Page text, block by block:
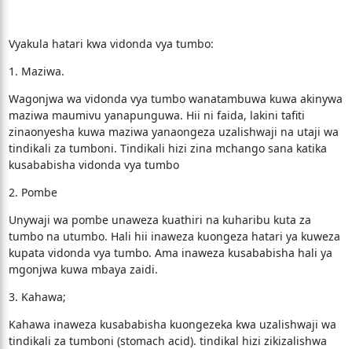
Vyakula hatari kwa vidonda vya tumbo:
1. Maziwa.
Wagonjwa wa vidonda vya tumbo wanatambuwa kuwa akinywa
maziwa maumivu yanapunguwa. Hii ni faida, lakini tafiti
zinaonyesha kuwa maziwa yanaongeza uzalishwaji na utaji wa
tindikali za tumboni. Tindikali hizi zina mchango sana katika
kusababisha vidonda vya tumbo
2. Pombe
Unywaji wa pombe unaweza kuathiri na kuharibu kuta za
tumbo na utumbo. Hali hii inaweza kuongeza hatari ya kuweza
kupata vidonda vya tumbo. Ama inaweza kusababisha hali ya
mgonjwa kuwa mbaya zaidi.
3. Kahawa;
Kahawa inaweza kusababisha kuongezeka kwa uzalishwaji wa
tindikali za tumboni (stomach acid). tindikal hizi zikizalishwa